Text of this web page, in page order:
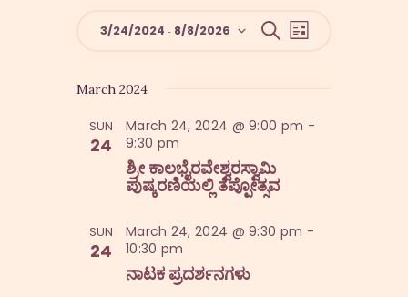
EVENTS
CONTACTS
E
n
s
S
e
S
E
t
s
L
3/24/2024 - 8/8/2026
e
e
c
a
t
March 2024
SUN
24
March 24, 2024 @ 9:00 pm -
9:30 pm
ಶ್ರೀ ಕಾಲಭೈರವೇಶ್ವರಸ್ವಾಮಿ
ಪುಷ್ಕರಣಿಯಲ್ಲಿ ತೆಪ್ಪೋತ್ಸವ
SUN
24
March 24, 2024 @ 9:30 pm -
10:30 pm
ನಾಟಕ ಪ್ರದರ್ಶನಗಳು